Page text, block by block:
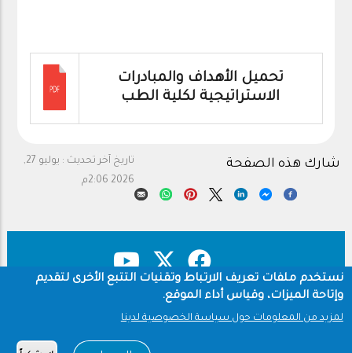
تحميل الأهداف والمبادرات
الاستراتيجية لكلية الطب
تاريخ آخر تحديث :
يوليو 27,
2026 2:06م
شارك هذه الصفحة
Footer
نستخدم ملفات تعريف الارتباط وتقنيات التتبع الأخرى لتقديم
وإتاحة الميزات، وقياس أداء الموقع.
لمزيد من المعلومات حول سياسة الخصوصية لدينا